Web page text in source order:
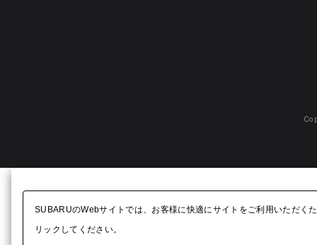
SUBARUのWebサイトでは、お客様に快適にサイトをご利用いただく
リックしてください。​